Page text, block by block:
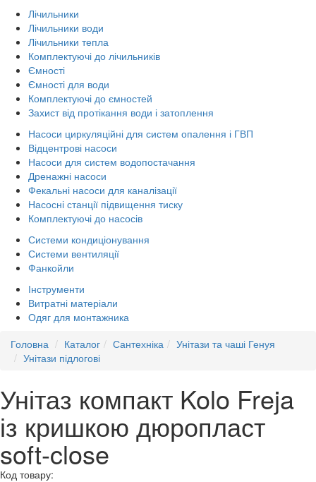
Лічильники
Лічильники води
Лічильники тепла
Комплектуючі до лічильників
Ємності
Ємності для води
Комплектуючі до ємностей
Захист від протікання води і затоплення
Насоси циркуляційні для систем опалення і ГВП
Відцентрові насоси
Насоси для систем водопостачання
Дренажні насоси
Фекальні насоси для каналізації
Насосні станції підвищення тиску
Комплектуючі до насосів
Системи кондиціонування
Системи вентиляції
Фанкойли
Інструменти
Витратні матеріали
Одяг для монтажника
Головна
Каталог Сантехніка
Унітази та чаші Генуя
Унітази підлогові
Унітаз компакт Kolo Freja
із кришкою дюропласт
soft-close
Код товару: